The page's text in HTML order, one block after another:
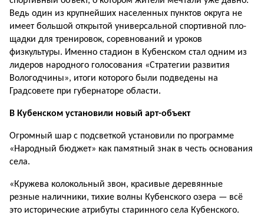
Ведь один из крупнейших населенных пунктов округа не
имеет большой от­крытой универсальной спортивной пло­
щадки для тренировок, соревнований и уроков
физкультуры. Именно стадион в Кубенском стал одним из
лидеров на­родного голосования «Стратегии раз­вития
Вологодчины», итоги которого были подведены на
Градсовете при гу­бернаторе области.
В Кубенском установили новый арт-объект
Огромный шар с подсветкой устано­вили по программе
«Народный бюджет» как памятный знак в честь основания
села.
«Кружева колокольный звон, краси­вые деревянные
резные наличники, тихие волны Кубенского озера — всё
это исторические атрибуты старинного села Кубенского.